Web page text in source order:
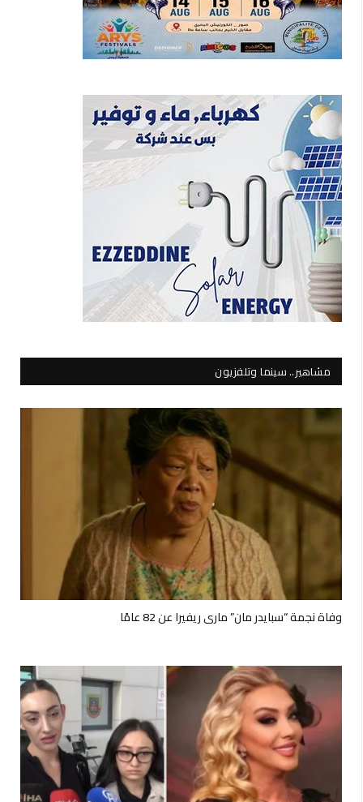
مشاهير.. سينما وتلفزيون
وفاة نجمة “سبايدر مان” ماري ريفيرا عن 82 عامًا